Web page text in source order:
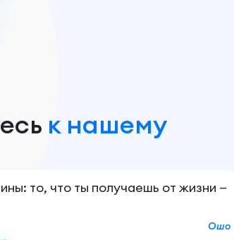
к нашему
то, что ты получаешь от жизни —
Ошо